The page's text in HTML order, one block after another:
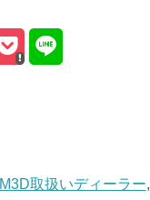
M3D取扱いディーラー,